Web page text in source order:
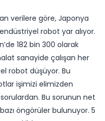
verilere göre, Japonya
robot yar alıyor.
182 bin 300 olarak
sanayide çalışan her
robot düşüyor. Bu
işimizi elimizden
Bu sorunun net
öngörüler bulunuyor. 5